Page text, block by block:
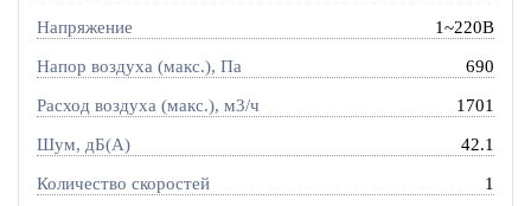
Напряжение 1~220В
Напор воздуха (макс.), Па 690
Расход воздуха (макс.), м3/ч 1701
Шум, дБ(А) 42.1
Количество скоростей 1